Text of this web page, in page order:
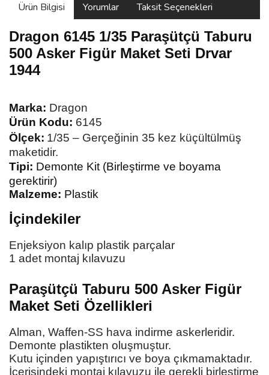
Ürün Bilgisi Yorumlar Taksit Seçenekleri
Dragon 6145 1/35 Paraşütçü Taburu
500 Asker Figür Maket Seti Drvar
1944
Marka: Dragon
Ürün Kodu: 6145
Ölçek: 1/35 – Gerçeğinin 35 kez küçültülmüş
maketidir.
Tipi: Demonte Kit (Birleştirme ve boyama
gerektirir)
Malzeme: Plastik
İçindekiler
Enjeksiyon kalıp plastik parçalar
1 adet montaj kılavuzu
Paraşütçü Taburu 500 Asker Figür
Maket Seti Özellikleri
Alman, Waffen-SS hava indirme askerleridir.
Demonte plastikten oluşmuştur.
Kutu içinden yapıştırıcı ve boya çıkmamaktadır.
İçerisindeki montaj kılavuzu ile gerekli birleştirme